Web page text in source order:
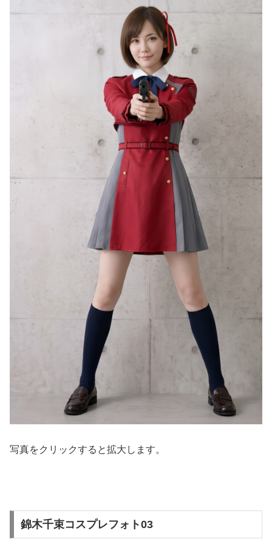
写真をクリックすると拡大します。
錦木千束コスプレフォト03